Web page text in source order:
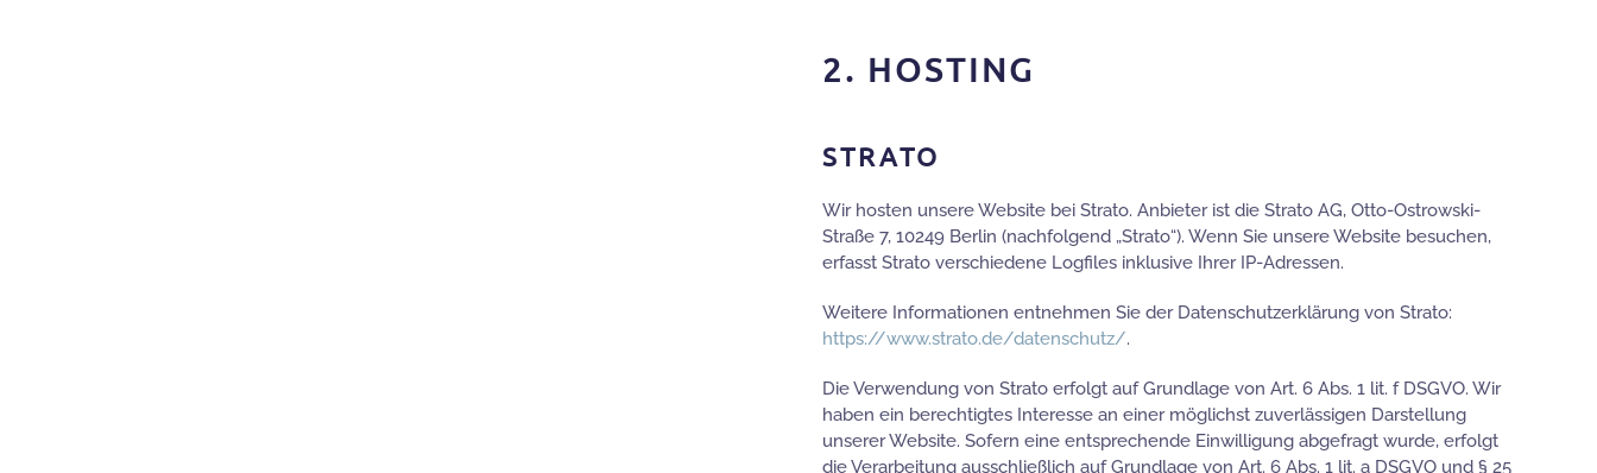
2. HOSTING
STRATO
Wir hosten unsere Website bei Strato. Anbieter ist die Strato AG, Otto-Ostrowski-
Straße 7, 10249 Berlin (nachfolgend „Strato“). Wenn Sie unsere Website besuchen,
erfasst Strato verschiedene Logfiles inklusive Ihrer IP-Adressen.
Weitere Informationen entnehmen Sie der Datenschutzerklärung von Strato:
https://www.strato.de/datenschutz/.
Die Verwendung von Strato erfolgt auf Grundlage von Art. 6 Abs. 1 lit. f DSGVO. Wir
haben ein berechtigtes Interesse an einer möglichst zuverlässigen Darstellung
unserer Website. Sofern eine entsprechende Einwilligung abgefragt wurde, erfolgt
die Verarbeitung ausschließlich auf Grundlage von Art. 6 Abs. 1 lit. a DSGVO und § 25